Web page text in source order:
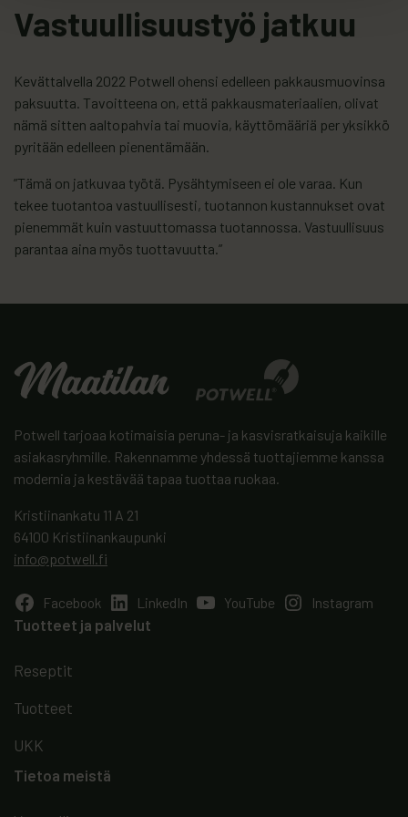
Vastuullisuustyö jatkuu
Kevättalvella 2022 Potwell ohensi edelleen pakkausmuovinsa
paksuutta. Tavoitteena on, että pakkausmateriaalien, olivat
nämä sitten aaltopahvia tai muovia, käyttömääriä per yksikkö
pyritään edelleen pienentämään.
”Tämä on jatkuvaa työtä. Pysähtymiseen ei ole varaa. Kun
tekee tuotantoa vastuullisesti, tuotannon kustannukset ovat
pienemmät kuin vastuuttomassa tuotannossa. Vastuullisuus
parantaa aina myös tuottavuutta.”
Potwell tarjoaa kotimaisia peruna- ja kasvisratkaisuja kaikille
asiakasryhmille. Rakennamme yhdessä tuottajiemme kanssa
modernia ja kestävää tapaa tuottaa ruokaa.
Kristiinankatu 11 A 21
64100 Kristiinankaupunki
info@potwell.fi
Facebook LinkedIn YouTube Instagram
Tuotteet ja palvelut
Reseptit
Tuotteet
UKK
Tietoa meistä